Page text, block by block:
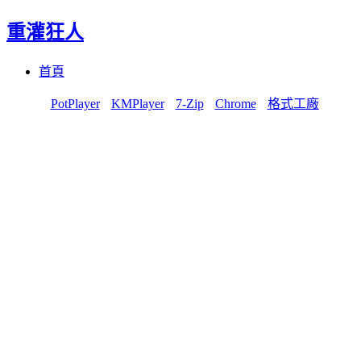
重灌狂人
首頁
PotPlayer KMPlayer 7-Zip Chrome 格式工廠